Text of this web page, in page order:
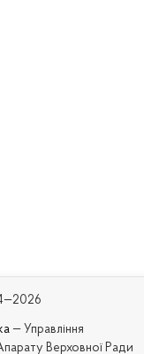
— Управління
Верховної Ради